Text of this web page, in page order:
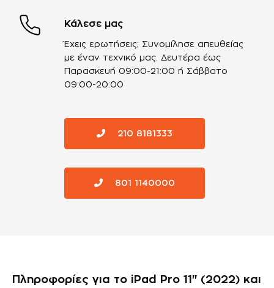
Κάλεσε μας
Έχεις ερωτήσεις; Συνομίλησε απευθείας
με έναν τεχνικό μας. Δευτέρα έως
Παρασκευή 09:00-21:00 ή Σάββατο
09:00-20:00
210 8181333
801 1140000
Πληροφορίες για το iPad Pro 11" (2022) και